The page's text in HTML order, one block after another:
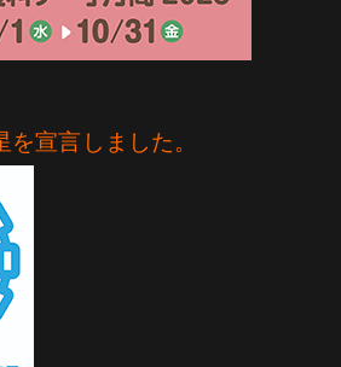
を宣言しました。